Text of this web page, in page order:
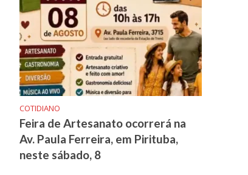
COTIDIANO
Feira de Artesanato ocorrerá na
Av. Paula Ferreira, em Pirituba,
neste sábado, 8